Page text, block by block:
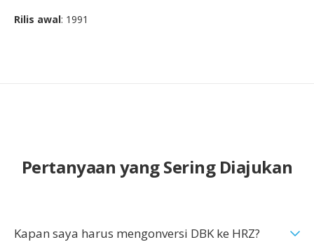
Rilis awal: 1991
Pertanyaan yang Sering Diajukan
Kapan saya harus mengonversi DBK ke HRZ?